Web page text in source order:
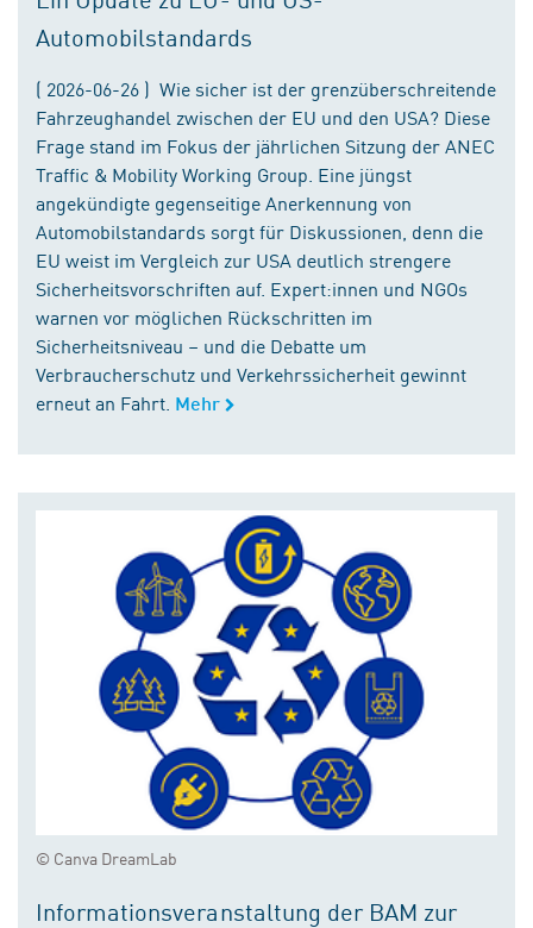
Automobilstandards
( 2026-06-26 ) Wie sicher ist der grenzüberschreitende
Fahrzeughandel zwischen der EU und den USA? Diese
Frage stand im Fokus der jährlichen Sitzung der ANEC
Traffic & Mobility Working Group. Eine jüngst
angekündigte gegenseitige Anerkennung von
Automobilstandards sorgt für Diskussionen, denn die
EU weist im Vergleich zur USA deutlich strengere
Sicherheitsvorschriften auf. Expert:innen und NGOs
warnen vor möglichen Rückschritten im
Sicherheitsniveau – und die Debatte um
Verbraucherschutz und Verkehrssicherheit gewinnt
erneut an Fahrt. Mehr
© Canva DreamLab
Informationsveranstaltung der BAM zur